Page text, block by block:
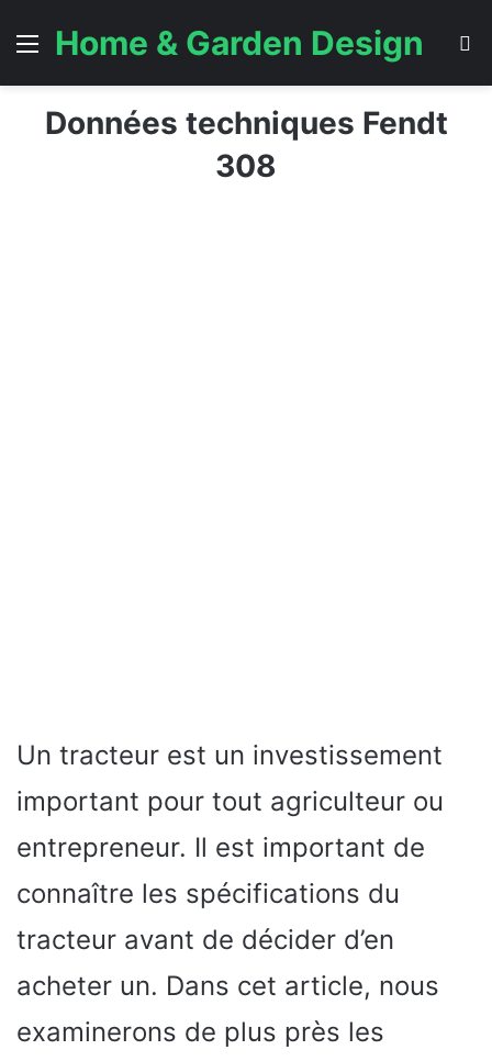
Menu
Home & Garden Design
Données techniques Fendt
308
Un tracteur est un investissement
important pour tout agriculteur ou
entrepreneur. Il est important de
connaître les spécifications du
tracteur avant de décider d’en
acheter un. Dans cet article, nous
examinerons de plus près les